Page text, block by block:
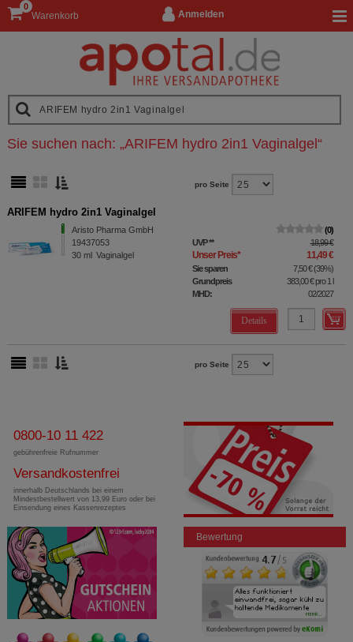
Anmelden
Warenkorb
0
Sie suchen nach: „ARIFEM hydro 2in1 Vaginalgel “
pro Seite
ARIFEM hydro 2in1 Vaginalgel
Aristo Pharma GmbH
19437053
30 ml Vaginalgel
0
UVP** 18,99 €
Unser Preis* 11,49 €
Sie sparen 7,50 €(39%)
Grundpreis
383,00 €pro 1 l
MHD:
02/2027
Details
pro Seite
0800-10 11 422
gebührenfreie Rufnummer
Versandkostenfrei
innerhalb Deutschlands bei einem
Mindestbestellwert von 13,99 Euro oder bei
Einsendung eines Kassenrezeptes
Bewertung